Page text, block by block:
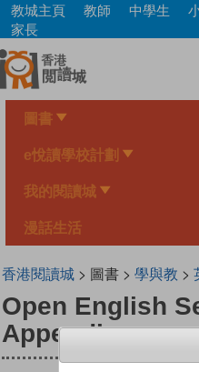
Skip
main
content
教城主頁 教師 中學生
家長
圖書
e悅讀學校計劃
我的閱讀城
漫話生活
香港閱讀城> 圖書 > 學與教 >
Open English
Appendices